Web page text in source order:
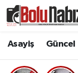
Asayiş Güncel
Güncel
Bolu Hava